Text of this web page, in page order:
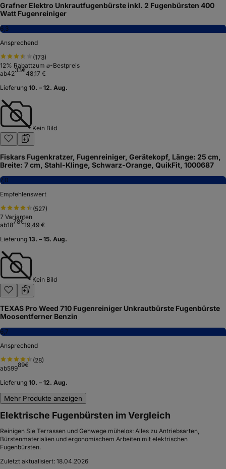
Grafner Elektro Unkrautfugenbürste inkl. 2 Fugenbürsten 400
Watt Fugenreiniger
6,3
Ansprechend
(173)
12% Rabattzum ⌀-Bestpreis
ab4233€48,17 €
Lieferung 10. – 12. Aug.
Kein Bild
Fiskars Fugenkratzer, Fugenreiniger, Gerätekopf, Länge: 25 cm,
Breite: 7 cm, Stahl-Klinge, Schwarz-Orange, QuikFit, 1000687
7,0
Empfehlenswert
(527)
7 Varianten
ab1878€19,49 €
Lieferung 13. – 15. Aug.
Kein Bild
TEXAS Pro Weed 710 Fugenreiniger Unkrautbürste Fugenbürste
Moosentferner Benzin
6,7
Ansprechend
(28)
ab59989€
Lieferung 10. – 12. Aug.
Mehr Produkte anzeigen
Elektrische Fugenbürsten im Vergleich
Reinigen Sie Terrassen und Gehwege mühelos: Alles zu Antriebsarten,
Bürstenmaterialien und ergonomischem Arbeiten mit elektrischen
Fugenbürsten.
Zuletzt aktualisiert: 18.04.2026